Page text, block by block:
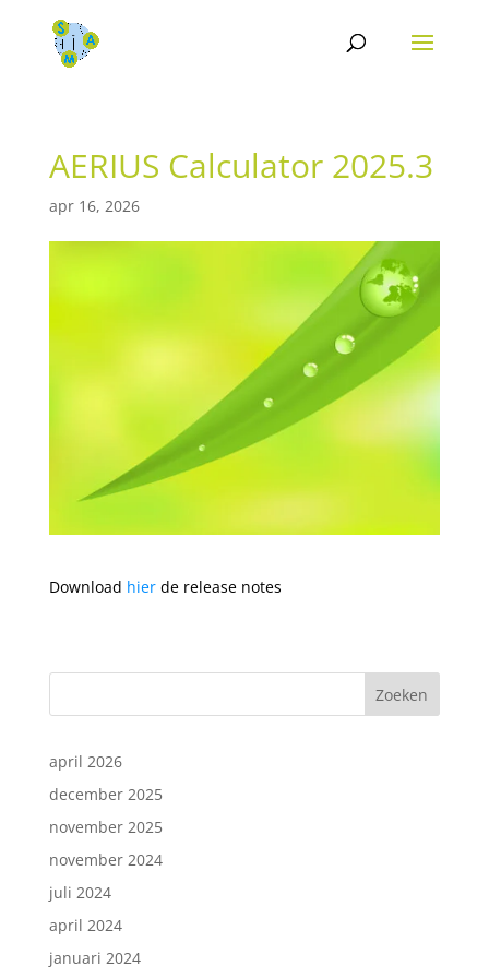
AERIUS Calculator 2025.3
apr 16, 2026
Download hier de release notes
Zoeken
april 2026
december 2025
november 2025
november 2024
juli 2024
april 2024
januari 2024